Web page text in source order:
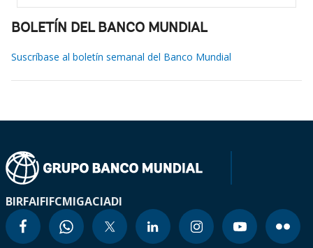
BOLETÍN DEL BANCO MUNDIAL
Suscríbase al boletín semanal del Banco Mundial
BIRFAIFIFCMIGACIADI